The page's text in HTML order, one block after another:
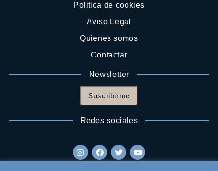
Politica de cookies
Aviso Legal
Quienes somos
Contactar
Newsletter
Suscribirme
Redes sociales